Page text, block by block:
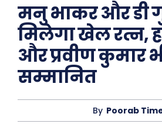
मनु भाकर और डी
मिलेगा खेल रत्न,
और प्रवीण कुमार
सम्मानित
By Poorab